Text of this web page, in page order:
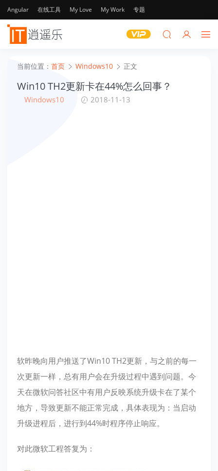
Angular 在线工具 My Love My Work 专题
当前位置： 首页 Windows10 正文
Win10 TH2更新卡在44%怎么回事？
Windows10 2018-11-13
软昨晚向用户推送了Win10 TH2更新，与之前的每一
次更新一样，总有用户会在升级过程中遇到问题。今
天在微软问答社区中有用户反映系统升级卡在了某个
地方，导致更新不能正常完成，具体表现为：当启动
升级进程后，进行到44%时程序停止响应。
对此微软工程答复为：